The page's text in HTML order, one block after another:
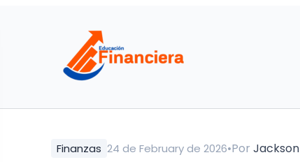
Finanzas 24 de February de 2026•Por Jackson